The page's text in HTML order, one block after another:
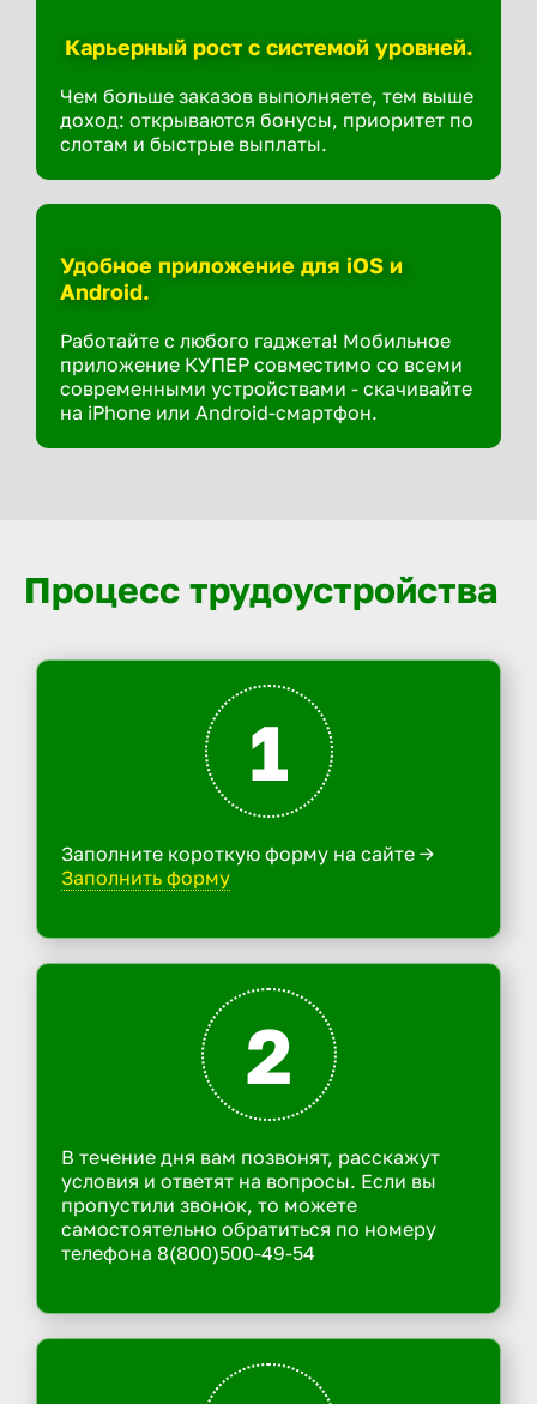
Карьерный рост с системой уровней.
Чем больше заказов выполняете, тем выше
доход: открываются бонусы, приоритет по
слотам и быстрые выплаты.
Удобное приложение для iOS и
Android.
Работайте с любого гаджета! Мобильное
приложение КУПЕР совместимо со всеми
современными устройствами - скачивайте
на iPhone или Android-смартфон.
Процесс трудоустройства
1
Заполните короткую форму на сайте ->
Заполнить форму
2
В течение дня вам позвонят, расскажут
условия и ответят на вопросы. Если вы
пропустили звонок, то можете
самостоятельно обратиться по номеру
телефона 8(800)500-49-54